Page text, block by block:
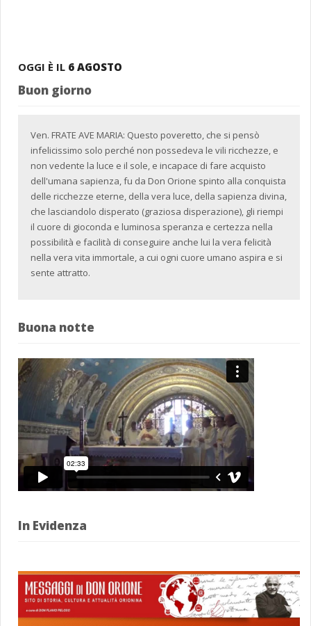
OGGI È IL 6 AGOSTO
Buon giorno
Ven. FRATE AVE MARIA: Questo poveretto, che si pensò
infelicissimo solo perché non possedeva le vili ricchezze, e
non vedente la luce e il sole, e incapace di fare acquisto
dell'umana sapienza, fu da Don Orione spinto alla conquista
delle ricchezze eterne, della vera luce, della sapienza divina,
che lasciandolo disperato (graziosa disperazione), gli riempi
il cuore di gioconda e luminosa speranza e certezza nella
possibilità e facilità di conseguire anche lui la vera felicità
nella vera vita immortale, a cui ogni cuore umano aspira e si
sente attratto.
Buona notte
In Evidenza